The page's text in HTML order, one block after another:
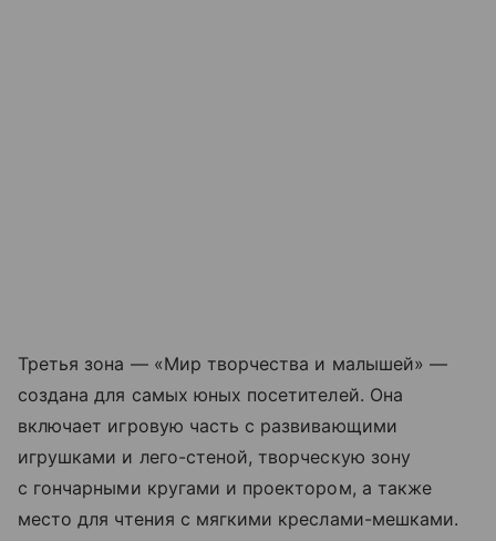
Третья зона — «Мир творчества и малышей» —
создана для самых юных посетителей. Она
включает игровую часть с развивающими
игрушками и лего-стеной, творческую зону
с гончарными кругами и проектором, а также
место для чтения с мягкими креслами-мешками.